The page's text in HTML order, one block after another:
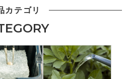
カテゴリ